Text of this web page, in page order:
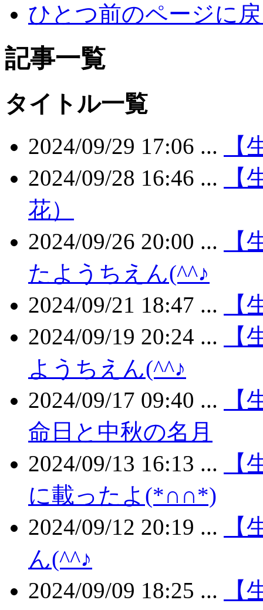
ひとつ前のページに
記事一覧
タイトル一覧
2024/09/29 17:06 ...
【
2024/09/28 16:46 ...
花）
2024/09/26 20:00 ...
たようちえん(^^♪
2024/09/21 18:47 ...
【
2024/09/19 20:24 ...
ようちえん(^^♪
2024/09/17 09:40 ...
命日と中秋の名月
2024/09/13 16:13 ...
【
に載ったよ(*∩∩*)
2024/09/12 20:19 ...
ん(^^♪
2024/09/09 18:25 ...